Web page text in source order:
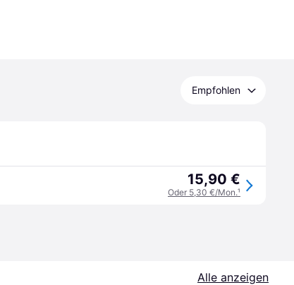
Empfohlen
15,90 €
Oder 5,30 €/Mon.¹
Alle anzeigen